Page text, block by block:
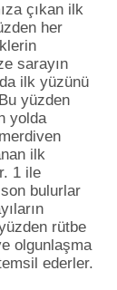
çıkan ilk
her
sarayın
ilk yüzünü
yüzden
yolda
ilk
1 ile
bulurlar
rütbe
olgunlaşma
ederler.